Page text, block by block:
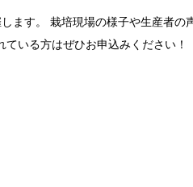
ます。 栽培現場の様子や生産者の
いる方はぜひお申込みください！